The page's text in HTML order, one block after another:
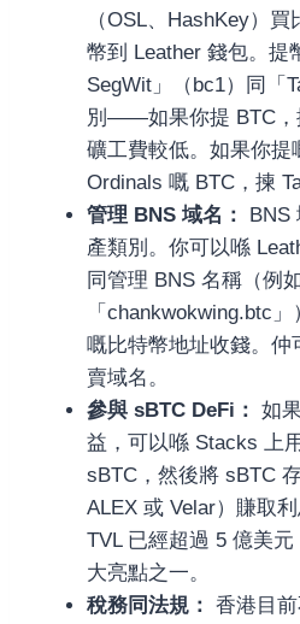
（OSL、HashKey）
幣到 Leather 錢包。提
SegWit」（bc1）同「
別——如果你提 BTC，
礦工費較低。如果你提
Ordinals 嘅 BTC，揀
管理 BNS 域名：
BNS
產類別。你可以喺
同管理 BNS 名稱（例
「chankwokwing.btc
嘅比特幣地址收錢。仲
賣域名。
參與 sBTC DeFi： 如
益，可以喺 Stacks 上
sBTC，然後將 sBTC
ALEX 或 Velar）賺取
TVL 已經超過 5 億美
大亮點之一。
稅務同法規： 香港目